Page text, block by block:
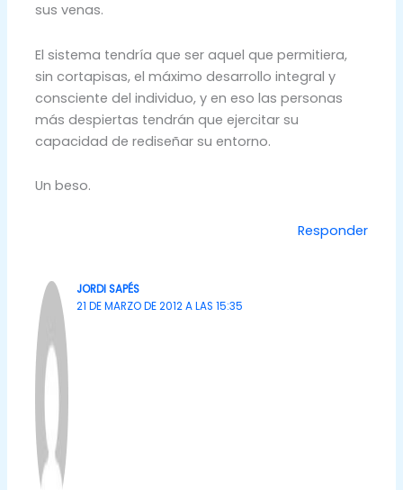
sus venas.
El sistema tendría que ser aquel que permitiera,
sin cortapisas, el máximo desarrollo integral y
consciente del individuo, y en eso las personas
más despiertas tendrán que ejercitar su
capacidad de rediseñar su entorno.
Un beso.
Responder
JORDI SAPÉS
21 DE MARZO DE 2012 A LAS 15:35